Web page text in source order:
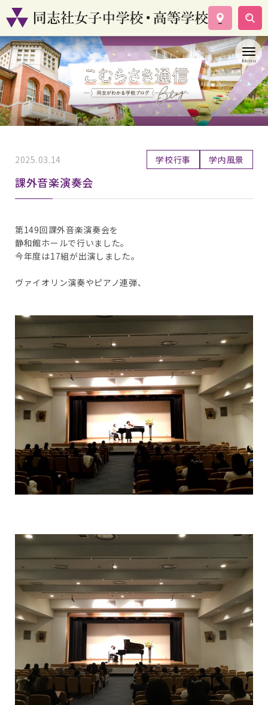
学校案内
コース紹介
学校生活
入試情報
資料請求
お問い合わせ
2025.03.14 学校行事 学内風景
課外音楽演奏会
第149回課外音楽演奏会を
静和館ホールで行いました。
今年度は17組が出演しました。
ヴァイオリン演奏やピアノ連弾、